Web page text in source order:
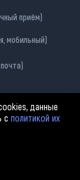
приём)
мобильный)
использовании
обязательна.
данные
сполитикой их